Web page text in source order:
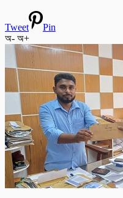
Tweet
Pin
অ- অ+